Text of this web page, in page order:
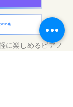
店
に楽しめるピアノ